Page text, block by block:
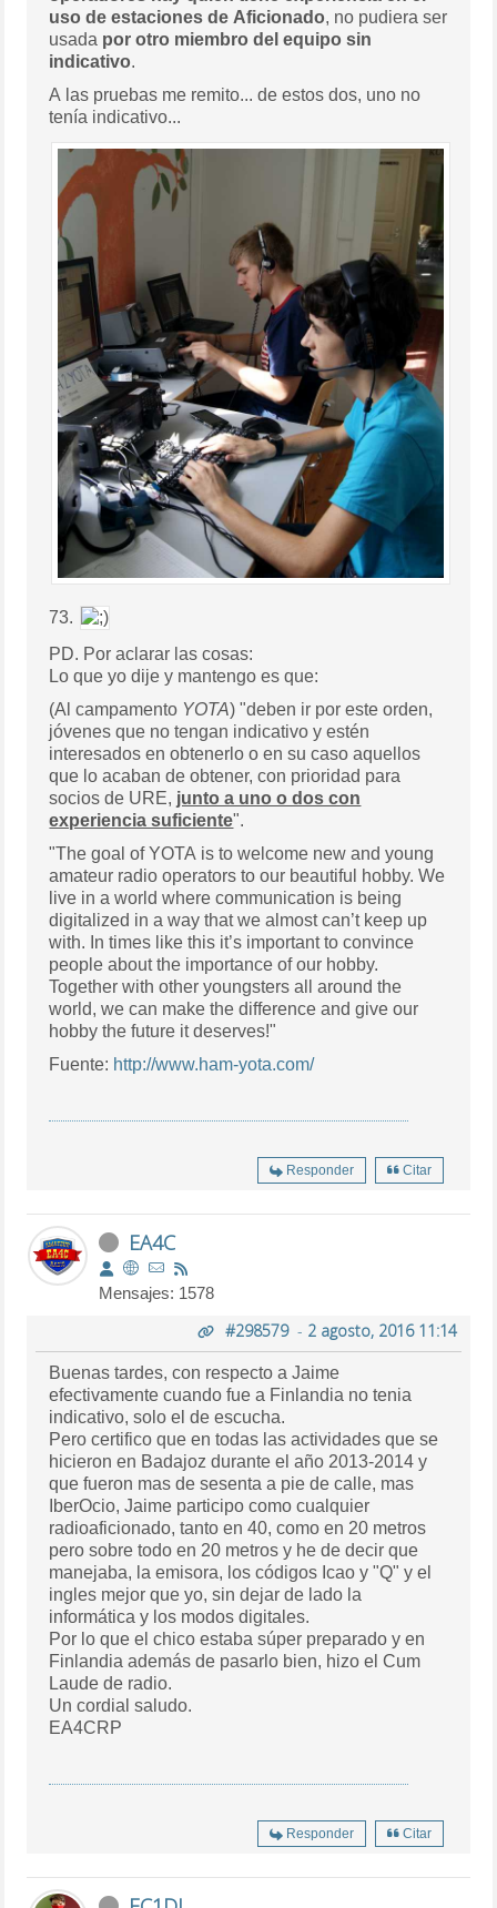
uso de estaciones de Aficionado, no pudiera ser
usada por otro miembro del equipo sin
indicativo.
A las pruebas me remito... de estos dos, uno no
tenía indicativo...
73.
PD. Por aclarar las cosas:
Lo que yo dije y mantengo es que:
(Al campamento YOTA) "deben ir por este orden,
jóvenes que no tengan indicativo y estén
interesados en obtenerlo o en su caso aquellos
que lo acaban de obtener, con prioridad para
socios de URE, junto a uno o dos con
experiencia suficiente".
"The goal of YOTA is to welcome new and young
amateur radio operators to our beautiful hobby. We
live in a world where communication is being
digitalized in a way that we almost can’t keep up
with. In times like this it’s important to convince
people about the importance of our hobby.
Together with other youngsters all around the
world, we can make the difference and give our
hobby the future it deserves!"
Fuente: http://www.ham-yota.com/
Responder Citar
EA4C
Mensajes: 1578
#298579- 2 agosto, 2016 11:14
Buenas tardes, con respecto a Jaime
efectivamente cuando fue a Finlandia no tenia
indicativo, solo el de escucha.
Pero certifico que en todas las actividades que se
hicieron en Badajoz durante el año 2013-2014 y
que fueron mas de sesenta a pie de calle, mas
IberOcio, Jaime participo como cualquier
radioaficionado, tanto en 40, como en 20 metros
pero sobre todo en 20 metros y he de decir que
manejaba, la emisora, los códigos Icao y "Q" y el
ingles mejor que yo, sin dejar de lado la
informática y los modos digitales.
Por lo que el chico estaba súper preparado y en
Finlandia además de pasarlo bien, hizo el Cum
Laude de radio.
Un cordial saludo.
EA4CRP
Responder Citar